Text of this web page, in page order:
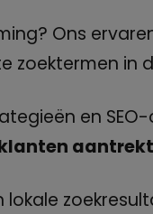
Ons
zoektermen in
en
aantrekt
lokale